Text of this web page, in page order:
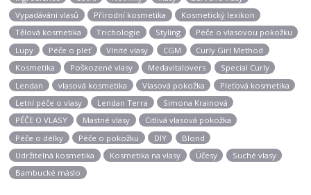
Vypadávání vlasů
Přírodní kosmetika
Kosmetický lexikon
Tělová kosmetika
Trichologie Styling
Péče o vlasovou pokožku
Lupy
Péče o pleť Vlnité vlasy CGM
Curly Girl Method
Kosmetika
Poškozené vlasy Medavitalovers
Special Curly
Lendan
vlasová kosmetika Vlasová pokožka
Pleťová kosmetika
Letní péče o vlasy
Lendan Terra
Simona Krainová
PÉČE O VLASY
Mastné vlasy
Citlivá vlasová pokožka
Péče o délky
Péče o pokožku DIY
Blond
Udržitelná kosmetika
Kosmetika na vlasy Účesy
Suché vlasy
Bambucké máslo